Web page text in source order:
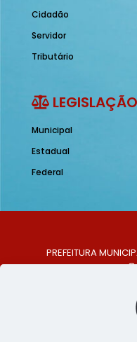
Cidadão
Servidor
Tributário
LEGISLAÇÃO
Municipal
Estadual
Federal
PREFEITURA
Centro, São Bento
E-MAIL: